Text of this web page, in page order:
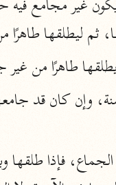
ثم ليطلقها
طاهرًا من
وإن كان قد